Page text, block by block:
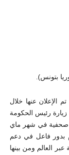
بتونس).
الإعلان عنها خلال
زيارة رئيس الحكومة
صحفية في شهر ماي
بدور فاعل في دعم
عبر العالم ومن بينها